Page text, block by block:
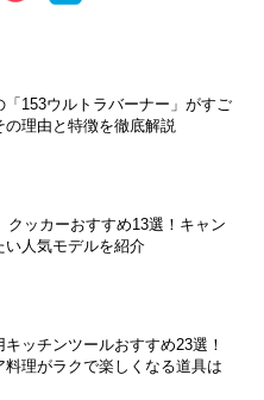
「153ウルトラバーナー」がすご
の理由と特徴を徹底解説
クッカーおすすめ13選！キャン
い人気モデルを紹介
キッチンツールおすすめ23選！
料理がラクで楽しくなる道具は